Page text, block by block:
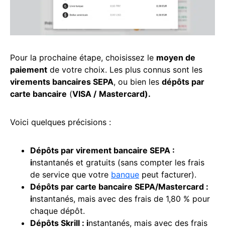
Pour la prochaine étape, choisissez le moyen de
paiement de votre choix. Les plus connus sont les
virements bancaires SEPA, ou bien les dépôts par
carte bancaire (VISA / Mastercard).
Voici quelques précisions :
Dépôts par virement bancaire SEPA :
instantanés et gratuits (sans compter les frais
de service que votre banque peut facturer).
Dépôts par carte bancaire SEPA/Mastercard :
instantanés, mais avec des frais de 1,80 % pour
chaque dépôt.
Dépôts Skrill : instantanés, mais avec des frais